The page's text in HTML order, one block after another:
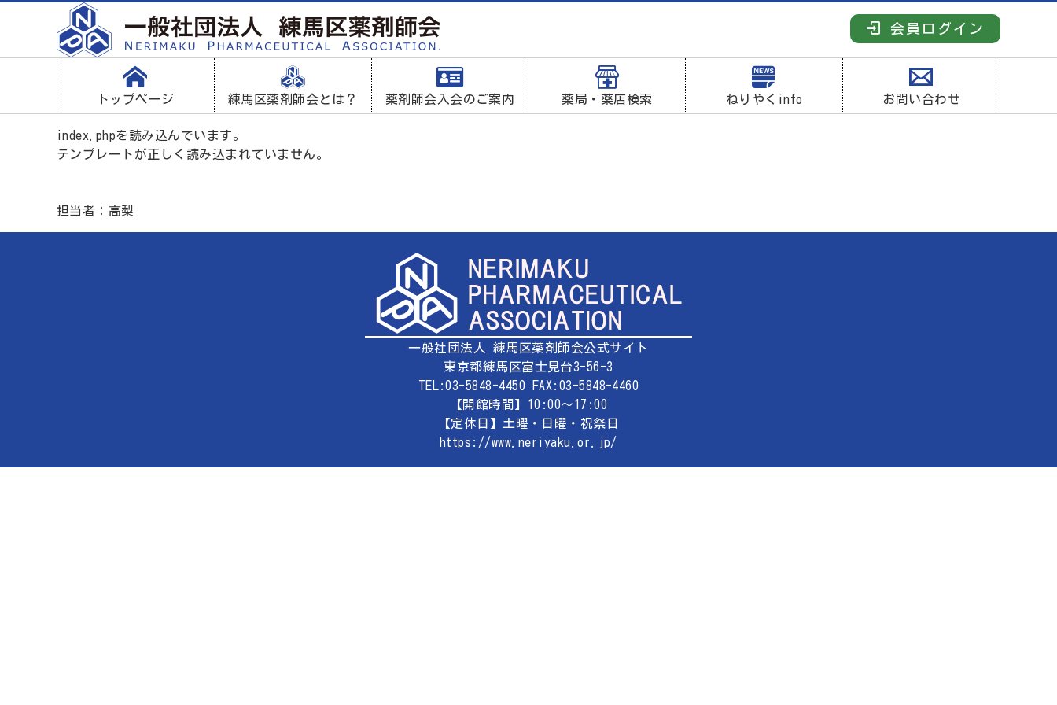
会員ログイン
トップページ 練馬区薬剤師会とは？ 薬剤師会入会のご案内 薬局・薬店検索 ねりやくinfo お問い合わせ
index.phpを読み込んでいます。
テンプレートが正しく読み込まれていません。
担当者：高梨
一般社団法人 練馬区薬剤師会公式サイト
東京都練馬区富士見台3-56-3
TEL:03-5848-4450 FAX:03-5848-4460
【開館時間】10:00～17:00
【定休日】土曜・日曜・祝祭日
https://www.neriyaku.or.jp/